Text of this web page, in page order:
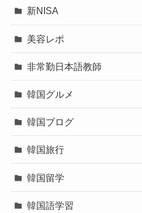
新NISA
美容レポ
非常勤日本語教師
韓国グルメ
韓国ブログ
韓国旅行
韓国留学
韓国語学習